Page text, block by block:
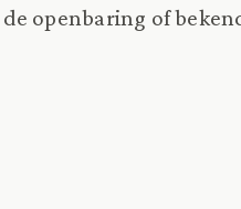
openbaring of